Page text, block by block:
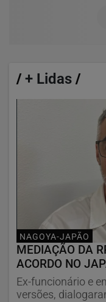
/ + Lidas /
NAGOYA-JAPÃO
MEDIAÇÃO DA
ACORDO NO
Ex-funcionário e
versões,